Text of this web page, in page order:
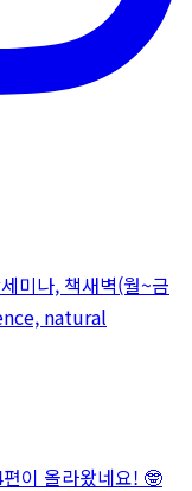
미나, 책새벽(월~금
natural
이 올라왔네요! 🤓